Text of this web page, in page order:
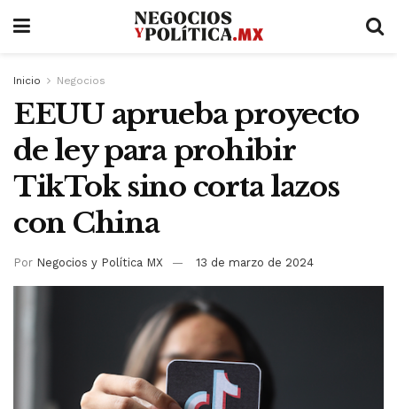
Inicio Negocios
EEUU aprueba proyecto
de ley para prohibir
TikTok sino corta lazos
con China
Por Negocios y Política MX 13 de marzo de 2024